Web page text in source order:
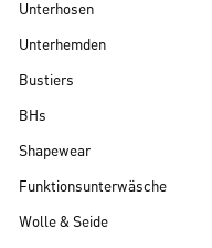
Unterhosen
Unterhemden
Bustiers
BHs
Shapewear
Funktionsunterwäsche
Wolle & Seide